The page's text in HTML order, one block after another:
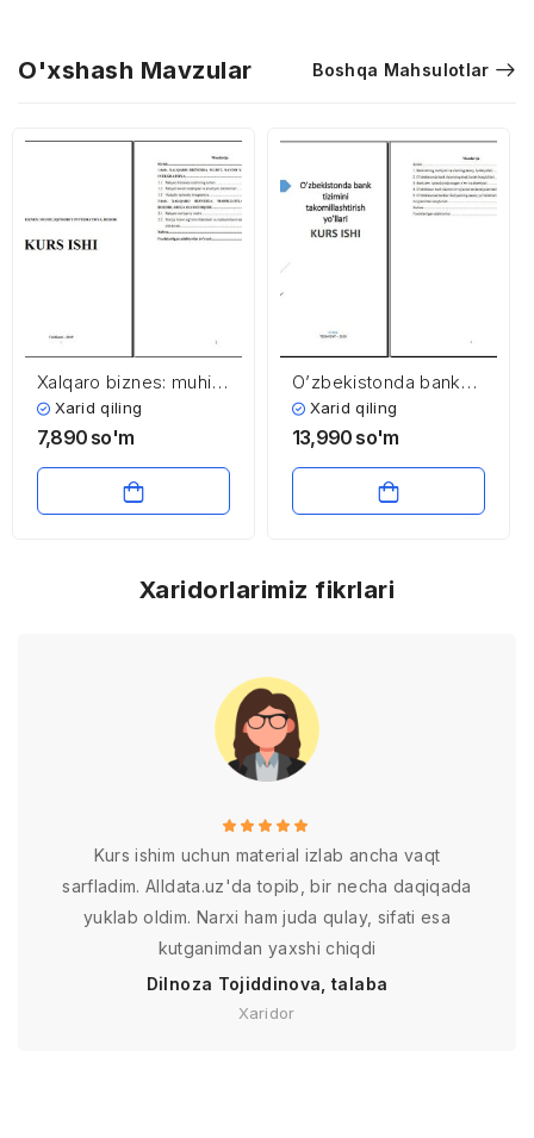
O'xshash Mavzular Boshqa Mahsulotlar
Xalqaro biznes: muhit,
iqtisodiy integratsiya,
bozor
Xarid qiling
7,890 so'm
O’zbekistonda bank
tizimini
takomillashtirish
Xarid qiling
13,990 so'm
Xaridorlarimiz fikrlari
Kurs ishim uchun material izlab ancha vaqt
sarfladim. Alldata.uz'da topib, bir necha daqiqada
yuklab oldim. Narxi ham juda qulay, sifati esa
kutganimdan yaxshi chiqdi
Dilnoza Tojiddinova, talaba
Xaridor